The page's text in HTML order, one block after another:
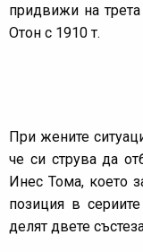
придвижи на
Отон с 1910 т.
При жените
че си струва да
Инес Тома, което
позиция в
делят двете